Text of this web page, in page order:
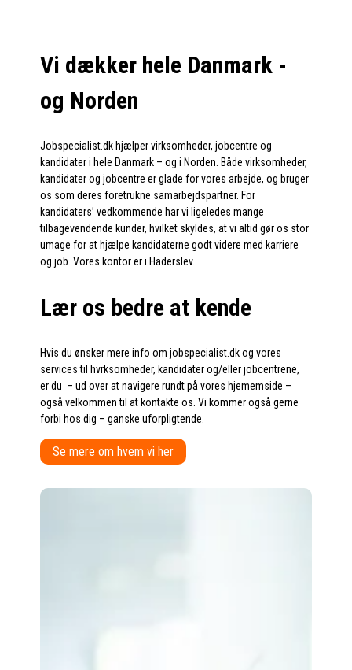
Vi dækker hele Danmark -
og Norden
Jobspecialist.dk hjælper virksomheder, jobcentre og
kandidater i hele Danmark – og i Norden. Både virksomheder,
kandidater og jobcentre er glade for vores arbejde, og bruger
os som deres foretrukne samarbejdspartner. For
kandidaters’ vedkommende har vi ligeledes mange
tilbagevendende kunder, hvilket skyldes, at vi altid gør os stor
umage for at hjælpe kandidaterne godt videre med karriere
og job. Vores kontor er i Haderslev.
Lær os bedre at kende
Hvis du ønsker mere info om jobspecialist.dk og vores
services til hvrksomheder, kandidater og/eller jobcentrene,
er du – ud over at navigere rundt på vores hjememside –
også velkommen til at kontakte os. Vi kommer også gerne
forbi hos dig – ganske uforpligtende.
Se mere om hvem vi her